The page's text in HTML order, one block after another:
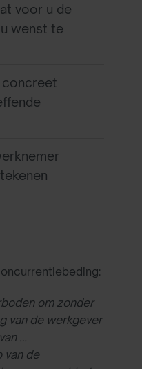
voor u de
wenst te
concreet
om zonder
van de werkgever
…
van de